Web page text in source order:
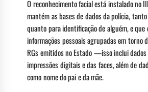
O reconhecimento facial está instalado no
mantém as bases de dados da polícia,
quanto para identificação de alguém, e que
informações pessoais agrupadas em torno
RGs emitidos no Estado —isso inclui
impressões digitais e das faces, além de
como nome do pai e da mãe.